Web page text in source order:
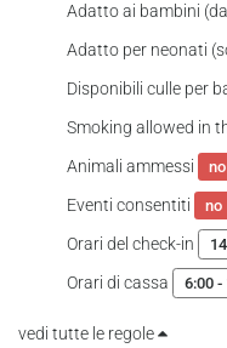
Adatto ai bambini
Adatto per neonati
Disponibili culle per
Smoking allowed in
Animali ammessi no
Eventi consentiti no
Orari del check-in
Orari di cassa 6:00 -
vedi tutte le regole